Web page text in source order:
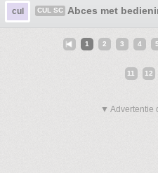
cul CUL SC Abces met
1 2 3 4 5
11 12
▼ Advertentie